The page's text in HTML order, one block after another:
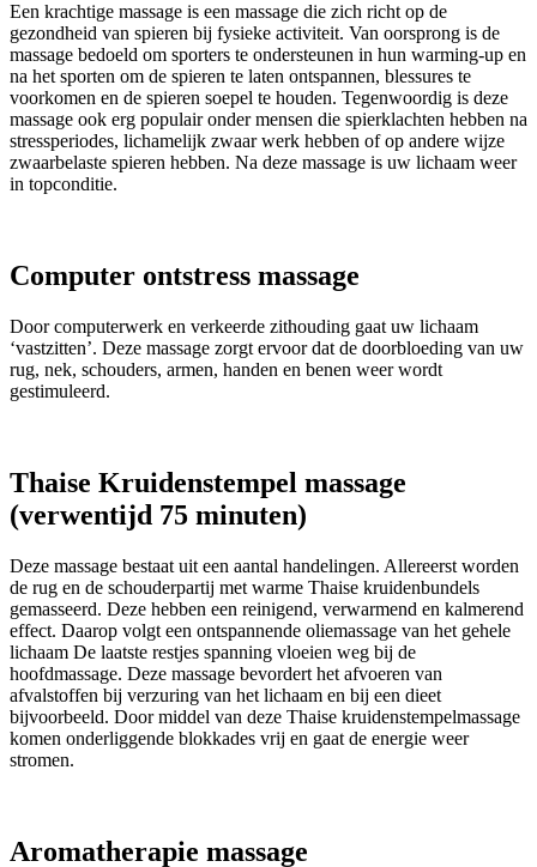
Een krachtige massage is een massage die zich richt op de
gezondheid van spieren bij fysieke activiteit. Van oorsprong is de
massage bedoeld om sporters te ondersteunen in hun warming-up en
na het sporten om de spieren te laten ontspannen, blessures te
voorkomen en de spieren soepel te houden. Tegenwoordig is deze
massage ook erg populair onder mensen die spierklachten hebben na
stressperiodes, lichamelijk zwaar werk hebben of op andere wijze
zwaarbelaste spieren hebben. Na deze massage is uw lichaam weer
in topconditie.
Computer ontstress massage
Door computerwerk en verkeerde zithouding gaat uw lichaam
‘vastzitten’. Deze massage zorgt ervoor dat de doorbloeding van uw
rug, nek, schouders, armen, handen en benen weer wordt
gestimuleerd.
Thaise Kruidenstempel massage
(verwentijd 75 minuten)
Deze massage bestaat uit een aantal handelingen. Allereerst worden
de rug en de schouderpartij met warme Thaise kruidenbundels
gemasseerd. Deze hebben een reinigend, verwarmend en kalmerend
effect. Daarop volgt een ontspannende oliemassage van het gehele
lichaam De laatste restjes spanning vloeien weg bij de
hoofdmassage. Deze massage bevordert het afvoeren van
afvalstoffen bij verzuring van het lichaam en bij een dieet
bijvoorbeeld. Door middel van deze Thaise kruidenstempelmassage
komen onderliggende blokkades vrij en gaat de energie weer
stromen.
Aromatherapie massage